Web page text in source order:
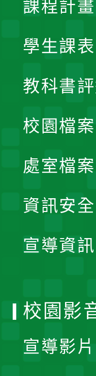
課程計畫
學生課表
教科書
校園檔案
處室檔案
資訊安全
宣導資訊
校園影
宣導影片